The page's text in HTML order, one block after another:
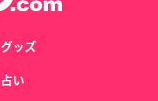
グッズ
占い